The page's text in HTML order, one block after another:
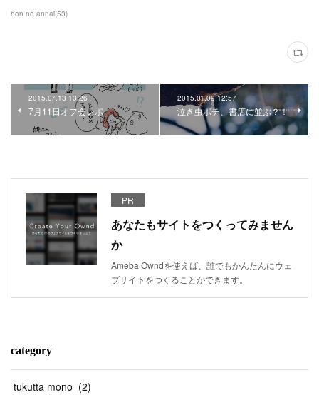
hon no annai(53)
2015.07.13 13:26
7月11日オフ会レポ
2015.01.09 12:57
泣き虫ポチ、書店に並ぶ？！
PR
あなたもサイトをつくってみません
か
Ameba Owndを使えば、誰でもかんたんにウェ
ブサイトをつくることができます。
category
tukutta mono (2)